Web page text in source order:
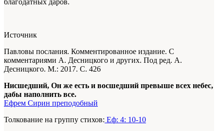
Источник
Павловы послания. Комментированное издание. С
комментариями А. Десницкого и других. Под ред. А.
Десницкого. М.: 2017. С. 426
Нисшедший, Он же есть и восшедший превыше всех небес,
дабы наполнить все.
Ефрем Сирин преподобный
Толкование на группу стихов: Еф: 4: 10-10